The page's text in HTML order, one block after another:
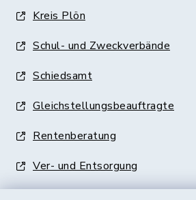
Kreis Plön
Schul- und Zweckverbände
Schiedsamt
Gleichstellungsbeauftragte
Rentenberatung
Ver- und Entsorgung